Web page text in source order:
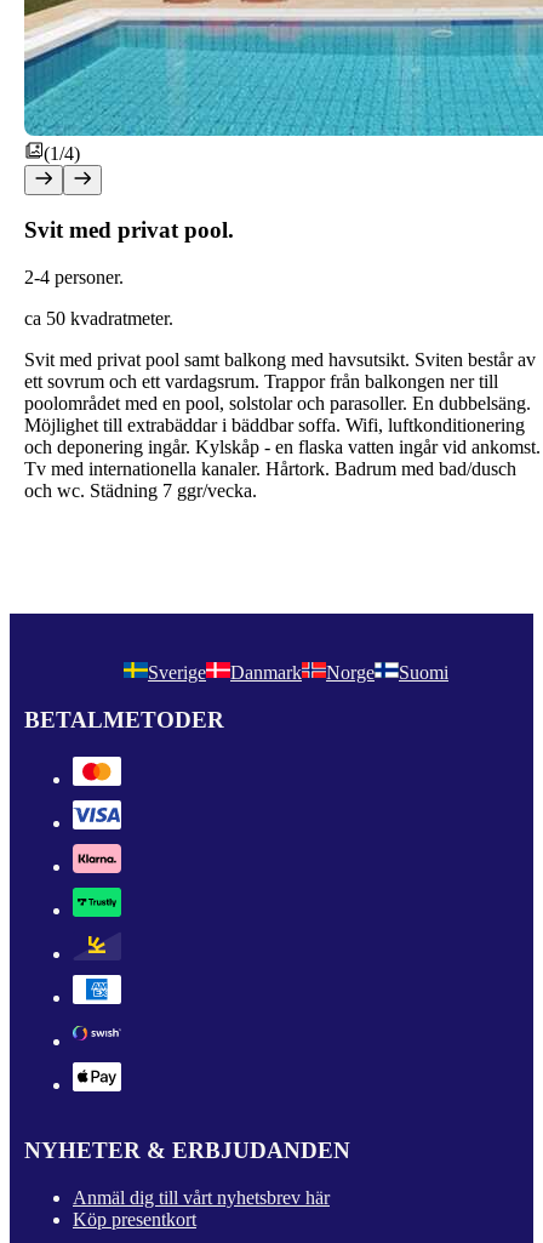
(1/4)
Svit med privat pool.
2-4 personer.
ca 50 kvadratmeter.
Svit med privat pool samt balkong med havsutsikt. Sviten består av
ett sovrum och ett vardagsrum. Trappor från balkongen ner till
poolområdet med en pool, solstolar och parasoller. En dubbelsäng.
Möjlighet till extrabäddar i bäddbar soffa. Wifi, luftkonditionering
och deponering ingår. Kylskåp - en flaska vatten ingår vid ankomst.
Tv med internationella kanaler. Hårtork. Badrum med bad/dusch
och wc. Städning 7 ggr/vecka.
Sverige Danmark Norge Suomi
BETALMETODER
NYHETER & ERBJUDANDEN
Anmäl dig till vårt nyhetsbrev här
Köp presentkort